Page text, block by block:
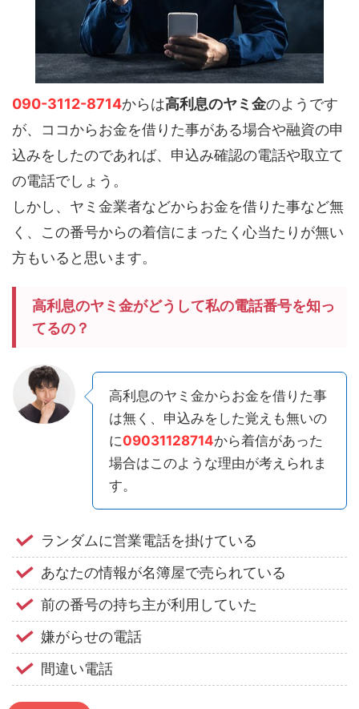
090-3112-8714からは高利息のヤミ金のようです
が、ココからお金を借りた事がある場合や融資の申
込みをしたのであれば、申込み確認の電話や取立て
の電話でしょう。
しかし、ヤミ金業者などからお金を借りた事など無
く、この番号からの着信にまったく心当たりが無い
方もいると思います。
高利息のヤミ金がどうして私の電話番号を知っ
てるの？
高利息のヤミ金からお金を借りた事
は無く、申込みをした覚えも無いの
に09031128714から着信があった
場合はこのような理由が考えられま
す。
ランダムに営業電話を掛けている
あなたの情報が名簿屋で売られている
前の番号の持ち主が利用していた
嫌がらせの電話
間違い電話